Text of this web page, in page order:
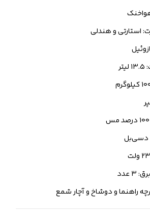
استارتی و هندلی
عدد
راهنما و دوشاخ و آچار شمع